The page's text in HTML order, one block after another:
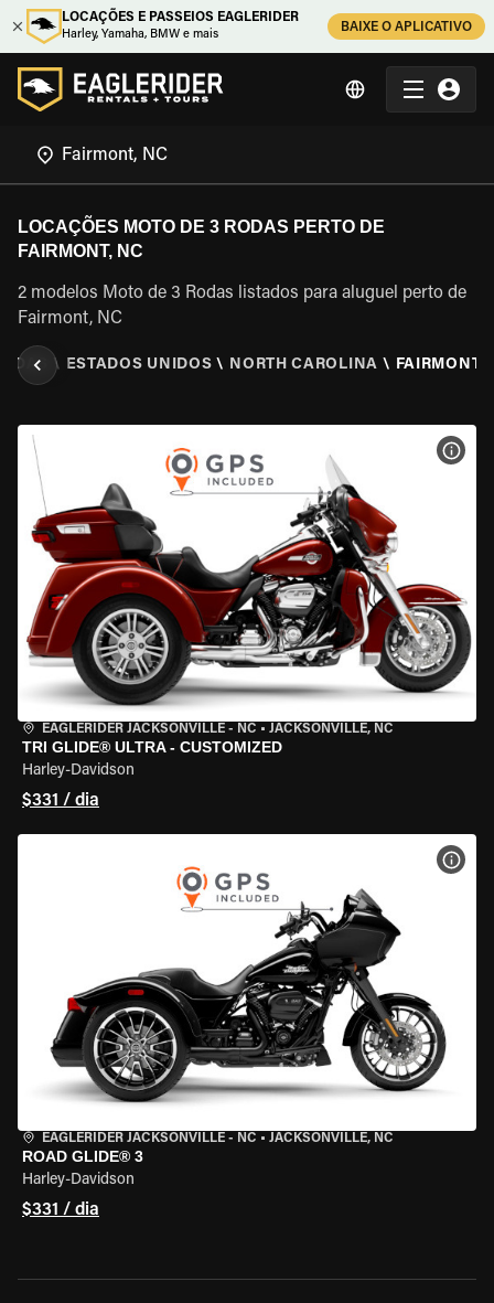
LOCAÇÕES E PASSEIOS EAGLERIDER
Harley, Yamaha, BMW e mais
BAIXE O APLICATIVO
LOCAÇÕES MOTO DE 3 RODAS PERTO DE
FAIRMONT, NC
2 modelos Moto de 3 Rodas listados para aluguel perto de
Fairmont, NC
\ ESTADOS UNIDOS \ NORTH CAROLINA \ FAIRMONT,
EAGLERIDER JACKSONVILLE - NC • JACKSONVILLE, NC
TRI GLIDE® ULTRA - CUSTOMIZED
Harley-Davidson
$331 / dia
VER
EAGLERIDER JACKSONVILLE - NC • JACKSONVILLE, NC
ROAD GLIDE® 3
Harley-Davidson
$331 / dia
VER